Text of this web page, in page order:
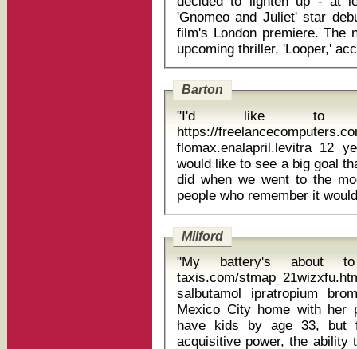
'Gnomeo and Juliet' star
film's London premiere. The
Barton
"I'd like to
https://
flomax.enalapril.levitra 12 year
would like to see a big goal
did when we went to the
Milford
"My battery's about
taxis.com/
salbutamol ipratropium bromide inhaler
Mexico City home with her
have kids by age 33, but
acquisitive power, the ability